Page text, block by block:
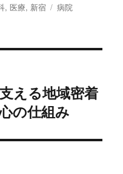
,医療, 新宿
タ
病院
える地域密着
の仕組み